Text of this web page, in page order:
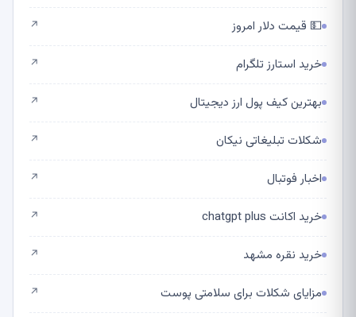
💵 قیمت دلار امروز ↗
خرید استارز تلگرام ↗
بهترین کیف پول ارز دیجیتال ↗
شکلات تبلیغاتی نیکان ↗
اخبار فوتبال ↗
خرید اکانت chatgpt plus ↗
خرید نقره مشهد ↗
مزایای شکلات برای سلامتی پوست ↗